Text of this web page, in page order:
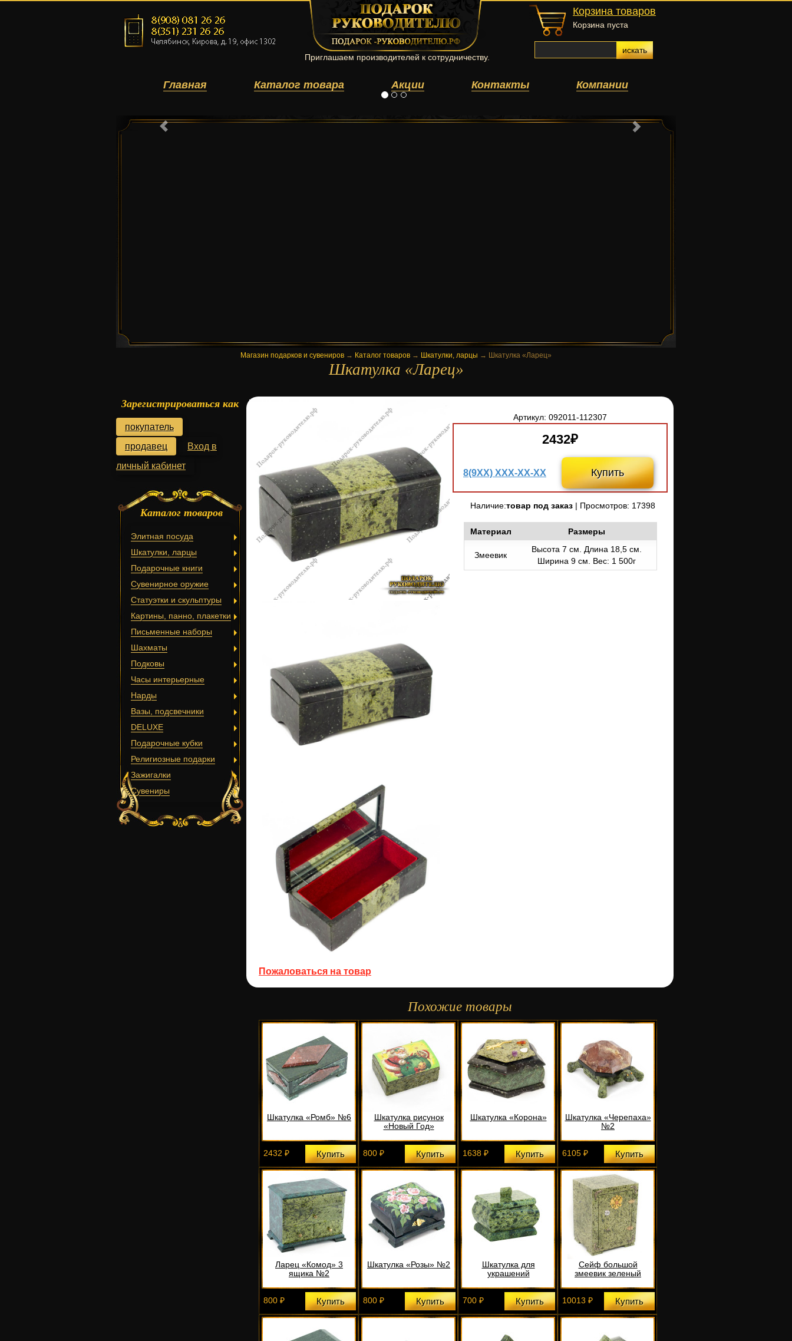
Приглашаем производителей к сотрудничеству.
Корзина товаров
Корзина пуста
искать
Главная Каталог товара Акции Контакты Компании
Магазин подарков и сувениров → Каталог товаров → Шкатулки, ларцы → Шкатулка «Ларец»
Шкатулка «Ларец»
Зарегистрироваться как
покупатель
продавец
Вход в
личный кабинет
Каталог товаров
Элитная посуда
Шкатулки, ларцы
Подарочные книги
Сувенирное оружие
Статуэтки и скульптуры
Картины, панно, плакетки
Письменные наборы
Шахматы
Подковы
Часы интерьерные
Нарды
Вазы, подсвечники
DELUXE
Подарочные кубки
Религиозные подарки
Зажигалки
Сувениры
Артикул: 092011-112307
2432₽
8(9XX) XXX-XX-XX Купить
Наличие:товар под заказ | Просмотров: 17398
Материал Размеры
Змеевик
Высота 7 см. Длина 18,5 см.
Ширина 9 см. Вес: 1 500г
Пожаловаться на товар
Похожие товары
Шкатулка «Ромб» №6
2432 ₽ Купить
Шкатулка рисунок
«Новый Год»
800 ₽ Купить
Шкатулка «Корона»
1638 ₽ Купить
Шкатулка «Черепаха»
№2
6105 ₽ Купить
Ларец «Комод» 3
ящика №2
800 ₽ Купить
Шкатулка «Розы» №2
800 ₽ Купить
Шкатулка для
украшений
700 ₽ Купить
Сейф большой
змеевик зеленый
10013 ₽ Купить